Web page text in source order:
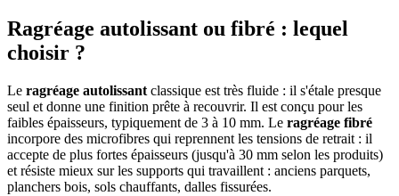
Ragréage autolissant ou fibré : lequel
choisir ?
Le ragréage autolissant classique est très fluide : il s'étale presque
seul et donne une finition prête à recouvrir. Il est conçu pour les
faibles épaisseurs, typiquement de 3 à 10 mm. Le ragréage fibré
incorpore des microfibres qui reprennent les tensions de retrait : il
accepte de plus fortes épaisseurs (jusqu'à 30 mm selon les produits)
et résiste mieux sur les supports qui travaillent : anciens parquets,
planchers bois, sols chauffants, dalles fissurées.